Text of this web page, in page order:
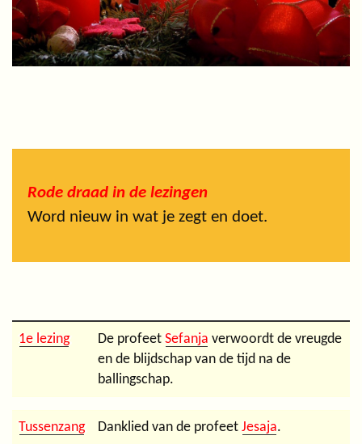
Rode draad in de lezingen
Word nieuw in wat je zegt en doet.
1e lezing De profeet Sefanja verwoordt de vreugde
en de blijdschap van de tijd na de
ballingschap.
Tussenzang Danklied van de profeet Jesaja.